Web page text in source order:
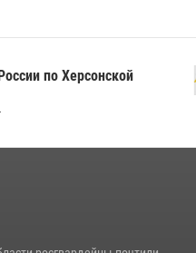
по Херсонской